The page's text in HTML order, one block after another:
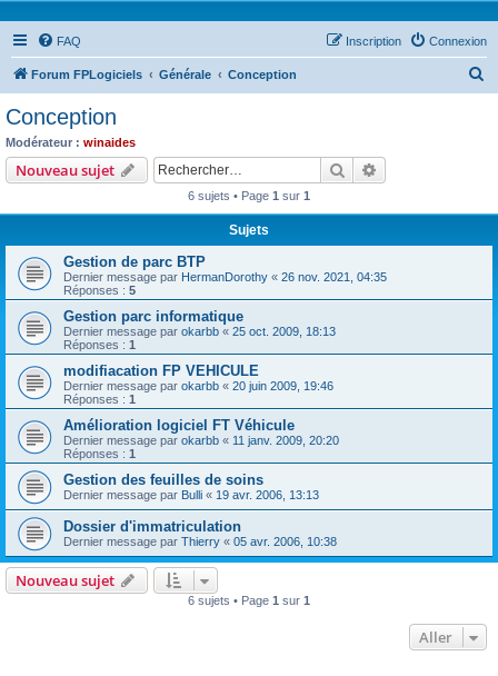
FAQ Connexion
Inscription
Forum FPLogiciels Générale Conception
Conception
Modérateur : winaides
Nouveau sujet Rechercher
6 sujets • Page 1 sur 1
Sujets
Gestion de parc BTP
Dernier message par HermanDorothy « 26 nov. 2021, 04:35
Réponses : 5
Gestion parc informatique
Dernier message par okarbb « 25 oct. 2009, 18:13
Réponses : 1
modifiacation FP VEHICULE
Dernier message par okarbb « 20 juin 2009, 19:46
Réponses : 1
Amélioration logiciel FT Véhicule
Dernier message par okarbb « 11 janv. 2009, 20:20
Réponses : 1
Gestion des feuilles de soins
Dernier message par Bulli « 19 avr. 2006, 13:13
Dossier d'immatriculation
Dernier message par Thierry « 05 avr. 2006, 10:38
Nouveau sujet
6 sujets • Page 1 sur 1
Aller